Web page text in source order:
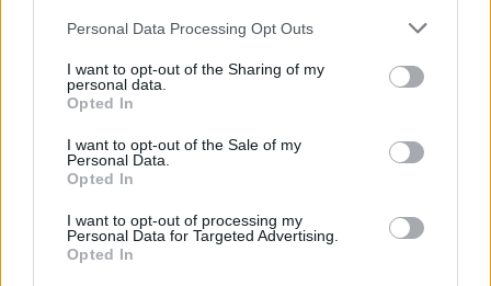
Personal Data Processing Opt Outs
I want to opt-out of the Sharing of my
personal data.
Opted In
I want to opt-out of the Sale of my
Personal Data.
Opted In
I want to opt-out of processing my
Personal Data for Targeted Advertising.
Opted In
ανθοδέσμες που λατρεύουν οι νύφες του 2025
γαμήλια τούρτα μας δίνει όλα τα tips
Χριστουγεννιάτικος γάμος: 5 «συν» & 5 «πλην» για να
σκεφτείς αν θέλεις να παντρευτείς στις γιορτές